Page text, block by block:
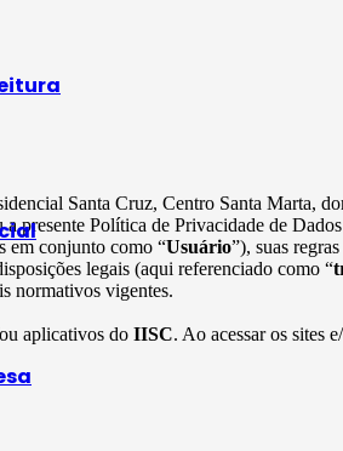
Santa Cruz, Centro Santa Marta,
presente Política de Privacidade de
em conjunto como “Usuário”), suas
legais (aqui referenciado como “
normativos vigentes.
aplicativos do IISC. Ao acessar os sites